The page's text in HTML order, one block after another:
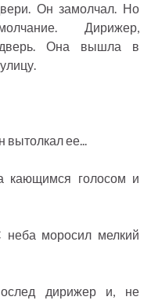
Он замолчал. Но
Дирижер,
дверь. Она вышла в
вытолкал ее...
голосом и
моросил мелкий
дирижер и, не